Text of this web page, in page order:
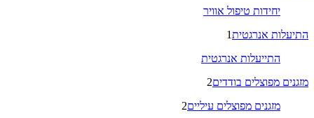
יחידות טיפול אוויר
התיעלות אנרגטית1
התייעלות אנרגטית
מזגנים מפוצלים בודדים2
מזגנים מפוצלים עיליים2